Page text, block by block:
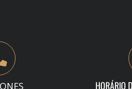
HORÁRIO